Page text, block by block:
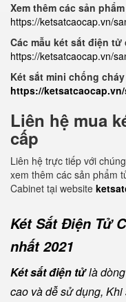
Xem thêm các sản
https://ketsatcaocap.vn/
Các mẫu két sắt điện
https://ketsatcaocap.vn/
Két sắt mini chống
https://
Liên hệ mua
cấp
Liên hệ trực tiếp với
xem thêm các sản phẩm
Cabinet tại website
Két Sắt Điện Tử
nhất 2021
Két sắt điện tửlà dòng
cao và dễ sử dụng,